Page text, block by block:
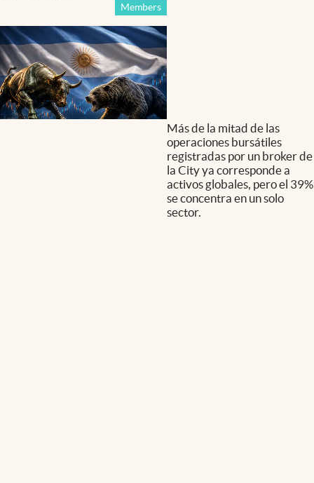
Members
Más de la mitad de las
operaciones bursátiles
registradas por un broker de
la City ya corresponde a
activos globales, pero el 39%
se concentra en un solo
sector.